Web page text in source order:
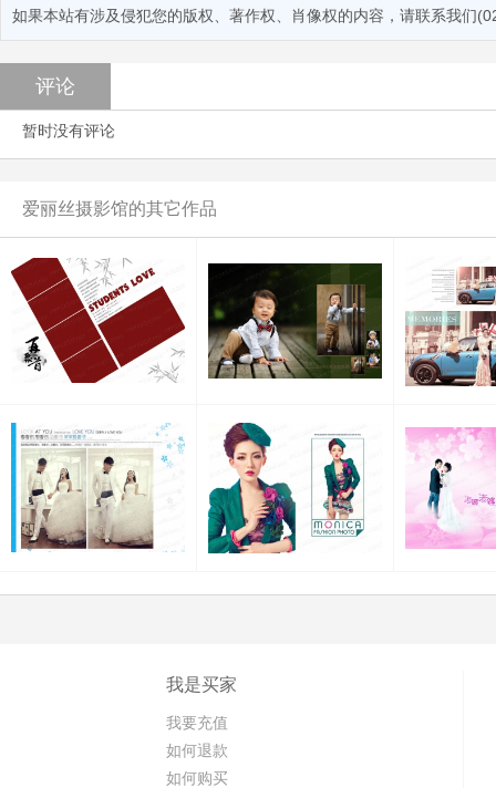
如果本站有涉及侵犯您的版权、著作权、肖像权的内容，请联系我们
评论
暂时没有评论
爱丽丝摄影馆的其它作品
我是买家
我要充值
如何退款
如何购买